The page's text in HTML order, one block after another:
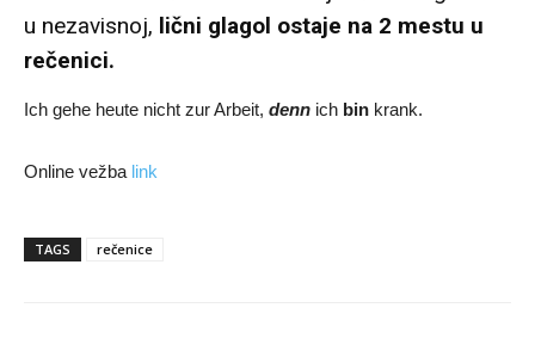
u nezavisnoj, lični glagol ostaje na 2 mestu u
rečenici.
Ich gehe heute nicht zur Arbeit, denn ich bin krank.
Online vežba link
TAGS rečenice